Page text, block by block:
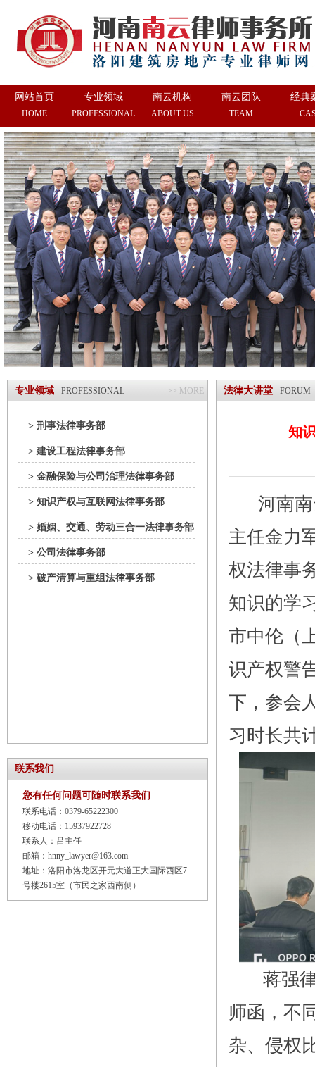
网站首页
HOME
专业领域
PROFESSIONAL
南云机构
ABOUT US
南云团队
TEAM
经典
专业领域 PROFESSIONAL >> MORE
> 刑事法律事务部
> 建设工程法律事务部
> 金融保险与公司治理法律事务部
> 知识产权与互联网法律事务部
> 婚姻、交通、劳动三合一法律事务部
> 公司法律事务部
> 破产清算与重组法律事务部
联系我们
您有任何问题可随时联系我们
联系电话：0379-65222300
移动电话：15937922728
联系人：吕主任
邮箱：hnny_lawyer@163.com
地址：洛阳市洛龙区开元大道正大国际西区7
号楼2615室（市民之家西南侧）
法律大讲堂 FORUM
知
河南南
主任金力
权法律事
知识的学
市中伦（
识产权警
下，参会
习时长共
蒋强律
师函，不
杂、侵权